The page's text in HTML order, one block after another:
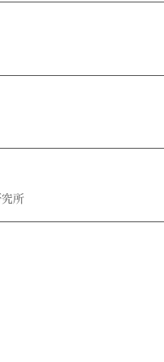
所